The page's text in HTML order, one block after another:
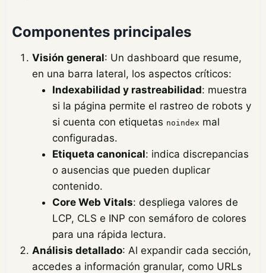
Componentes principales
Visión general: Un dashboard que resume,
en una barra lateral, los aspectos críticos:
Indexabilidad y rastreabilidad: muestra
si la página permite el rastreo de robots y
si cuenta con etiquetas noindex mal
configuradas.
Etiqueta canonical: indica discrepancias
o ausencias que pueden duplicar
contenido.
Core Web Vitals: despliega valores de
LCP, CLS e INP con semáforo de colores
para una rápida lectura.
Análisis detallado: Al expandir cada sección,
accedes a información granular, como URLs